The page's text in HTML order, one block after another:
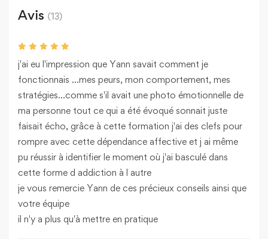
Avis (13)
j'ai eu l'impression que Yann savait comment je
fonctionnais ...mes peurs, mon comportement, mes
stratégies...comme s'il avait une photo émotionnelle de
ma personne tout ce qui a été évoqué sonnait juste
faisait écho, grâce à cette formation j'ai des clefs pour
rompre avec cette dépendance affective et j ai même
pu réussir à identifier le moment où j'ai basculé dans
cette forme d addiction à l autre
je vous remercie Yann de ces précieux conseils ainsi que
votre équipe
il n'y a plus qu'à mettre en pratique